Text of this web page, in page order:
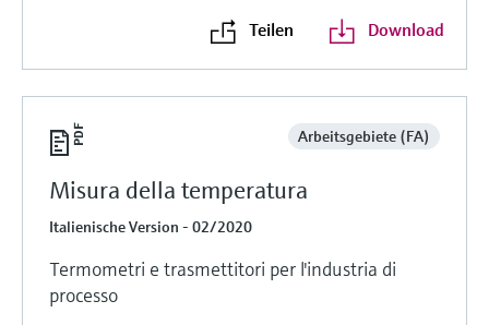
Teilen Download
Arbeitsgebiete (FA)
Misura della temperatura
Italienische Version - 02/2020
Termometri e trasmettitori per l'industria di
processo